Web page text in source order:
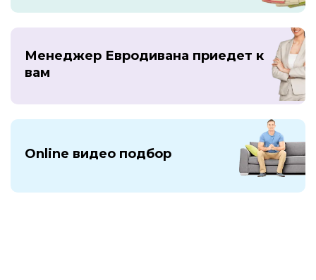
Менеджер Евродивана приедет к
вам
Online видео подбор